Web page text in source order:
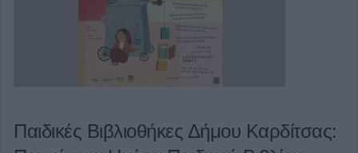
Παιδικές Βιβλιοθήκες Δήμου Καρδίτσας: